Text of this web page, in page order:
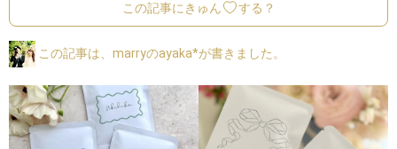
この記事にきゅん する？
この記事は、marryのayaka*が書きました。